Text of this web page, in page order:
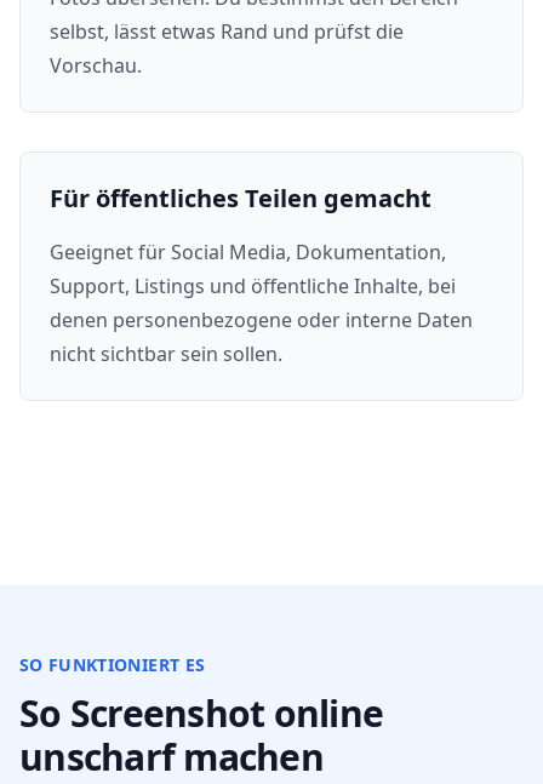
selbst, lässt etwas Rand und prüfst die
Vorschau.
Für öffentliches Teilen gemacht
Geeignet für Social Media, Dokumentation,
Support, Listings und öffentliche Inhalte, bei
denen personenbezogene oder interne Daten
nicht sichtbar sein sollen.
SO FUNKTIONIERT ES
So Screenshot online
unscharf machen